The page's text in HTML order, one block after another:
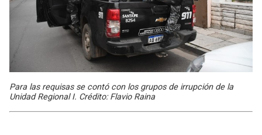
Para las requisas se contó con los grupos de irrupción de la
Unidad Regional I. Crédito: Flavio Raina